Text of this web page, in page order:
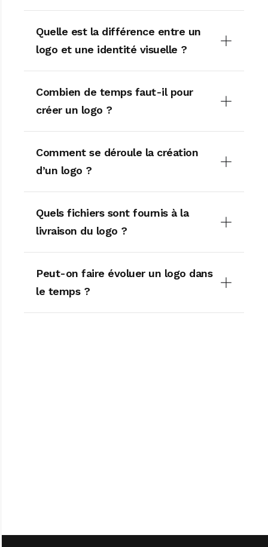
Quelle est la différence entre un
logo et une identité visuelle ?
Combien de temps faut-il pour
créer un logo ?
Comment se déroule la création
d’un logo ?
Quels fichiers sont fournis à la
livraison du logo ?
Peut-on faire évoluer un logo dans
le temps ?